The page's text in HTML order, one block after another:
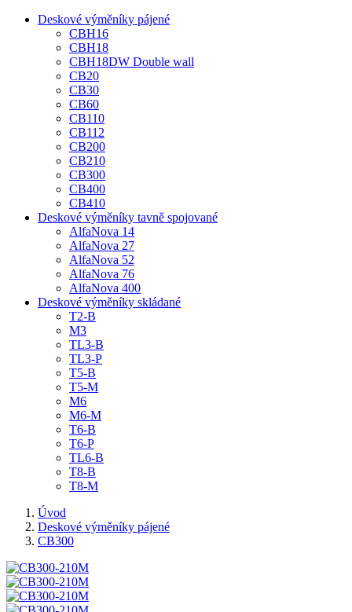
Deskové výměníky pájené
CBH16
CBH18
CBH18DW Double wall
CB20
CB30
CB60
CB110
CB112
CB200
CB210
CB300
CB400
CB410
Deskové výměníky tavně spojované
AlfaNova 14
AlfaNova 27
AlfaNova 52
AlfaNova 76
AlfaNova 400
Deskové výměníky skládané
T2-B
M3
TL3-B
TL3-P
T5-B
T5-M
M6
M6-M
T6-B
T6-P
TL6-B
T8-B
T8-M
Úvod
Deskové výměníky pájené
CB300